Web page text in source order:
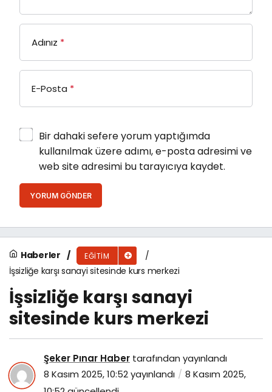
Adınız *
E-Posta *
Bir dahaki sefere yorum yaptığımda
kullanılmak üzere adımı, e-posta adresimi ve
web site adresimi bu tarayıcıya kaydet.
YORUM GÖNDER
Haberler EĞITIM
İşsizliğe karşı sanayi sitesinde kurs merkezi
İşsizliğe karşı sanayi
sitesinde kurs merkezi
Şeker Pınar Haber tarafından yayınlandı
8 Kasım 2025, 10:52yayınlandı
8 Kasım 2025,